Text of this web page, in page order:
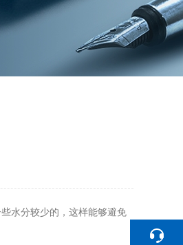
水分较少的，这样能够避免